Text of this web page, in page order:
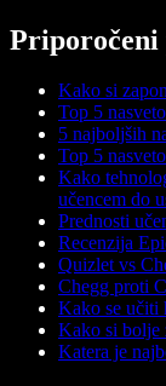
Priporočeni
Kako si
Top 5
5 najboljših
Top 5
Kako
učencem do
Prednosti
Recenzija
Quizlet vs
Chegg proti
Kako se učiti
Kako si bolje
Katera je